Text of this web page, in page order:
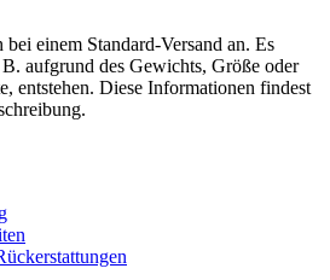
einem Standard-Versand an. Es
aufgrund des Gewichts, Größe oder
entstehen. Diese Informationen findest